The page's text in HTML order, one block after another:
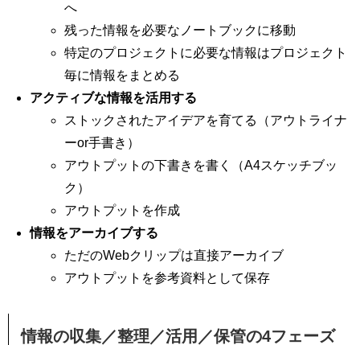
へ
残った情報を必要なノートブックに移動
特定のプロジェクトに必要な情報はプロジェクト
毎に情報をまとめる
アクティブな情報を活用する
ストックされたアイデアを育てる（アウトライナ
ーor手書き）
アウトプットの下書きを書く（A4スケッチブッ
ク）
アウトプットを作成
情報をアーカイブする
ただのWebクリップは直接アーカイブ
アウトプットを参考資料として保存
情報の収集／整理／活用／保管の4フェーズ